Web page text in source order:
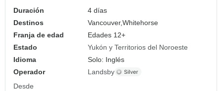
Duración
4 días
Destinos
Vancouver,Whitehorse
Franja de edad
Edades 12+
Estado
Yukón y Territorios del Noroeste
Idioma
Solo: Inglés
Operador
Landsby
Desde